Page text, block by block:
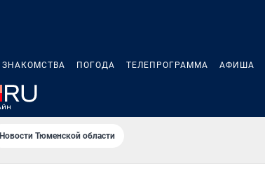
ЗНАКОМСТВА ПОГОДА ТЕЛЕПРОГРАММА АФИША
Новости Тюменской области